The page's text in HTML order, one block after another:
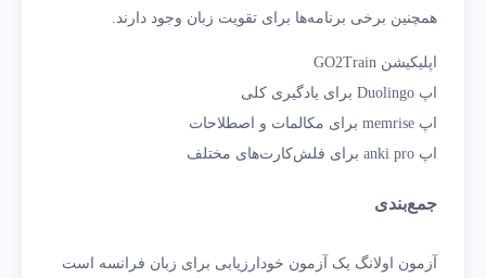
همچنین برخی برنامه‌ها برای تقویت زبان وجود دارند.
اپلیکیشن GO2Train
اپ Duolingo برای یادگیری کلی
اپ memrise برای مکالمات و اصطلاحات
اپ anki pro برای فلش‌کارت‌های مختلف
جمع‌بندی
آزمون اولانگ یک آزمون خودارزیابی برای زبان فرانسه است